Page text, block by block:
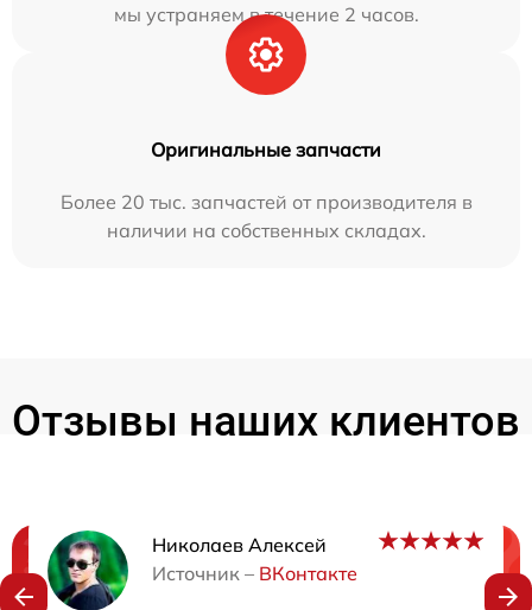
мы устраняем в течение 2 часов.
Оригинальные запчасти
Более 20 тыс. запчастей от производителя в
наличии на собственных складах.
Отзывы наших клиентов
Николаев Алексей
Источник – ВКонтакте
Нужна консультация?